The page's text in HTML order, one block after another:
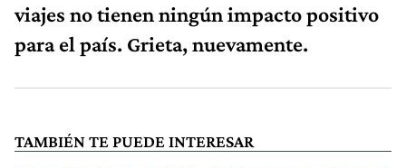
viajes no tienen ningún impacto positivo
para el país. Grieta, nuevamente.
TAMBIÉN TE PUEDE INTERESAR